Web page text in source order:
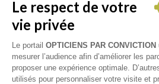
Vous êtes un
vous souhaitez nous
Contactez Alliance Optic,
d’accompagnement des
Le respect de votre
vie privée
Le portail OPTICIENS PAR CONVICTION
mesurer l’audience afin d’améliorer les
proposer une expérience optimale.
utilisés pour personnaliser votre visite et